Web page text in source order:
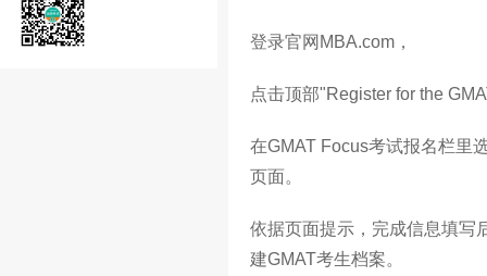
登录官网MBA.com，
点击顶部"Register for the
在GMAT Focus考试报名栏里
页面。
依据页面提示，完成信息填写
建GMAT考生档案。